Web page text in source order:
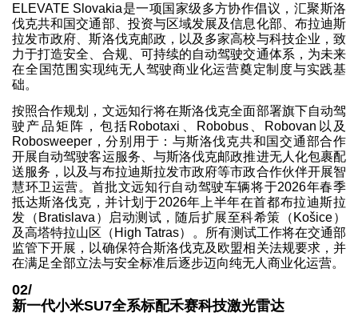
ELEVATE Slovakia是一项国家级多方协作倡议，汇聚斯洛
伐克共和国交通部、投资与区域发展及信息化部、布拉迪斯
拉发市政府、斯洛伐克邮政，以及多家高校与科技企业，致
力于打造安全、合规、可持续的自动驾驶交通体系，为未来
在全国范围实现纯无人驾驶商业化运营奠定制度与实践基
础。
按照合作规划，文远知行将在斯洛伐克全面部署旗下自动驾
驶产品矩阵，包括Robotaxi、Robobus、Robovan以及
Robosweeper，分别用于：与斯洛伐克共和国交通部合作
开展自动驾驶客运服务、与斯洛伐克邮政推进无人化包裹配
送服务，以及与布拉迪斯拉发市政府等市政合作伙伴开展智
慧环卫运营。首批文远知行自动驾驶车辆将于2026年春季
抵达斯洛伐克，并计划于2026年上半年在首都布拉迪斯拉
发（Bratislava）启动测试，随后扩展至科希策（Košice）
及高塔特拉山区（High Tatras）。所有测试工作将在交通部
监管下开展，以确保符合斯洛伐克及欧盟相关法规要求，并
在满足全部立法与安全标准后逐步迈向纯无人商业化运营。
02/
新一代小米SU7全系标配禾赛科技激光雷达